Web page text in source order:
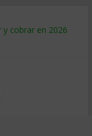
y cobrar en 2026
tan caro
a tiempo
qué hacer
y venderle